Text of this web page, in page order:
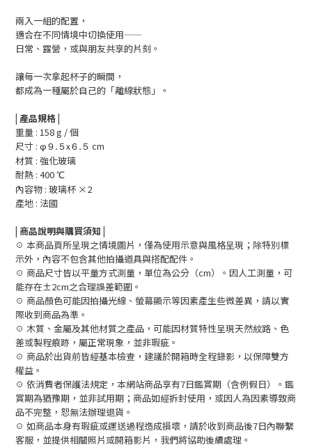
兩入一組的配置，
適合在不同情境中切換使用——
日常、露營，或與朋友共享的片刻。
讓每一次拿起杯子的瞬間，
都成為一種屬於自己的「離線狀態」。
| 產品規格 |
重量 : 158 g / 個
尺寸 : φ9.5x6.5 cm
材質 : 強化玻璃
耐熱 : 400℃
內容物 : 玻璃杯 ×2
產地 : 法國
| 商品說明與購買須知 |
☉ 本商品頁所呈現之情境圖片，僅為使用示意與風格呈現；除特別標
示外，內容不包含其他拍攝道具與搭配配件。
☉ 商品尺寸皆以平量方式測量，單位為公分（cm）。因人工測量，可
能存在±2cm之合理誤差範圍。
☉ 商品顏色可能因拍攝光線、螢幕顯示等因素產生些微差異，請以實
際收到商品為準。
☉ 木質、金屬及其他材質之產品，可能因材質特性呈現天然紋路、色
差或製程痕跡，屬正常現象，並非瑕疵。
☉ 商品於出貨前皆經基本檢查，建議於開箱時全程錄影，以保障雙方
權益。
☉ 依消費者保護法規定，本網站商品享有7日鑑賞期（含例假日）。鑑
賞期為猶豫期，並非試用期；商品如經拆封使用，或因人為因素導致商
品不完整，恕無法辦理退貨。
☉ 如商品本身有瑕疵或運送過程造成損壞，請於收到商品後7日內聯繫
客服，並提供相關照片或開箱影片，我們將協助後續處理。